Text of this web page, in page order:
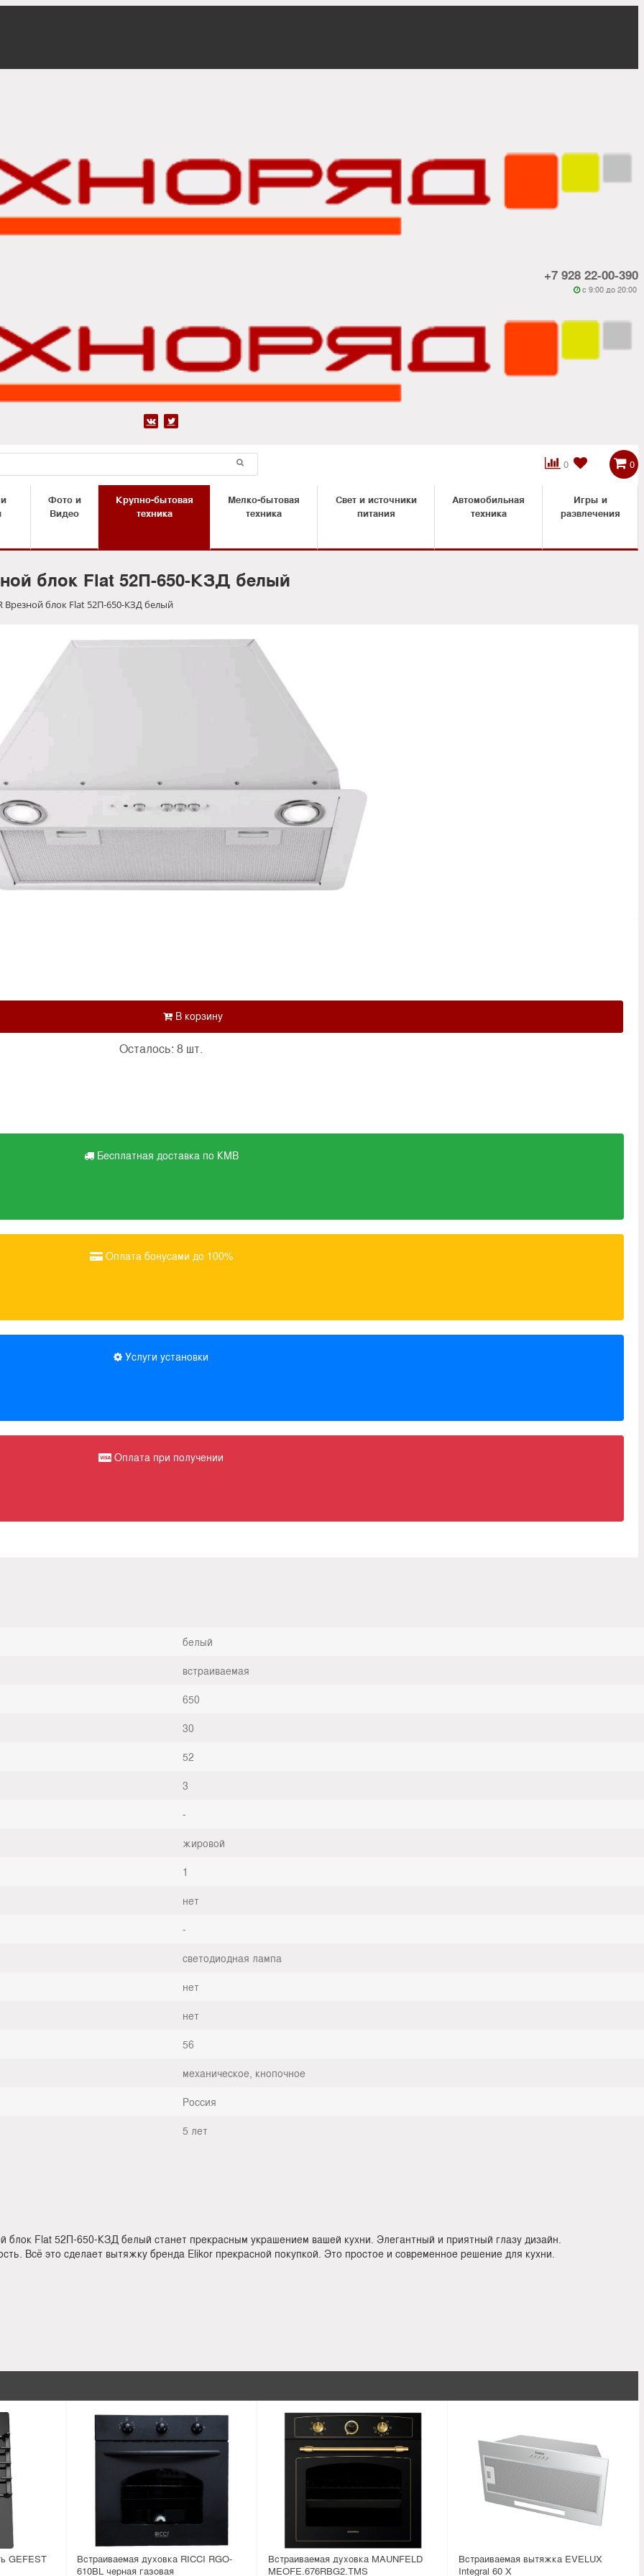
+7 928 22-00-390
 c 9:00 до 20:00
 
0

 0
Фото и
Видео
Крупно-бытовая
техника
Мелко-бытовая
техника
Свет и источники
питания
Автомобильная
техника
Игры и
развлечения
блок Flat 52П-650-КЗД белый
Врезной блок Flat 52П-650-КЗД белый
Осталось: 8 шт.
Бесплатная доставка по КМВ
Оплата бонусами до 100%
Услуги установки
Оплата при получении
белый
встраиваемая
650
30
52
3
-
жировой
1
нет
-
светодиодная лампа
нет
нет
56
механическое, кнопочное
Россия
5 лет
Flat 52П-650-КЗД белый станет прекрасным украшением вашей кухни. Элегантный и приятный глазу дизайн.
Всё это сделает вытяжку бренда Elikor прекрасной покупкой. Это простое и современное решение для кухни.
GEFEST
Встраиваемая духовка RICCI RGO-
610BL черная газовая
Встраиваемая духовка MAUNFELD
MEOFE.676RBG2.TMS
Встраиваемая вытяжка EVELUX
Integral 60 X